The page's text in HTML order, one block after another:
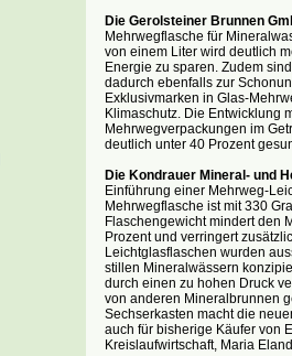
Die Gerolsteiner Brunnen
Mehrwegflasche für
von einem Liter wird deutlich
Energie zu sparen. Zudem
dadurch ebenfalls zur
Exklusivmarken in Glas-
Klimaschutz. Die Entwicklung
Mehrwegverpackungen im
deutlich unter 40 Prozent
Die Kondrauer Mineral- und
Einführung einer Mehrweg-
Mehrwegflasche ist mit 330
Flaschengewicht mindert den
Prozent und verringert
Leichtglasflaschen wurden
stillen Mineralwässern
durch einen zu hohen Druck
von anderen Mineralbrunnen
Sechserkasten macht die
auch für bisherige Käufer von
Kreislaufwirtschaft, Maria